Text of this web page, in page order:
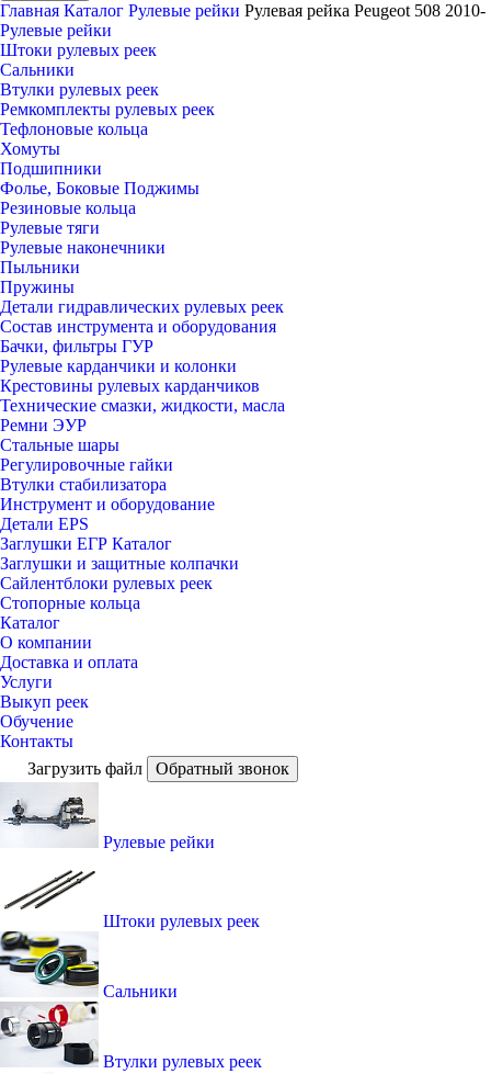
Главная Каталог Рулевые рейки Рулевая рейка Peugeot 508 2010-
Рулевые рейки
Штоки рулевых реек
Сальники
Втулки рулевых реек
Ремкомплекты рулевых реек
Тефлоновые кольца
Хомуты
Подшипники
Фолье, Боковые Поджимы
Резиновые кольца
Рулевые тяги
Рулевые наконечники
Пыльники
Пружины
Детали гидравлических рулевых реек
Состав инструмента и оборудования
Бачки, фильтры ГУР
Рулевые карданчики и колонки
Крестовины рулевых карданчиков
Технические смазки, жидкости, масла
Ремни ЭУР
Стальные шары
Регулировочные гайки
Втулки стабилизатора
Инструмент и оборудование
Детали EPS
Заглушки ЕГР Каталог
Заглушки и защитные колпачки
Сайлентблоки рулевых реек
Стопорные кольца
Каталог
О компании
Доставка и оплата
Услуги
Выкуп реек
Обучение
Контакты
Загрузить файл
Обратный звонок
Рулевые рейки
Штоки рулевых реек
Сальники
Втулки рулевых реек